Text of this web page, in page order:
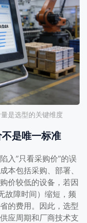
是选型的关键维度
是唯一标准
入”只看采购价”的误
本包括采购、部署、
价较低的设备，若因
故障时间）缩短，频
的费用。因此，选型
应周期和厂商技术支